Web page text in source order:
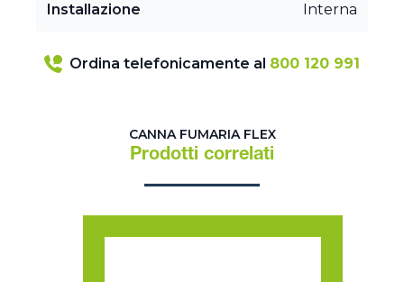
Installazione Interna
Ordina telefonicamente al 800 120 991
CANNA FUMARIA FLEX
Prodotti correlati